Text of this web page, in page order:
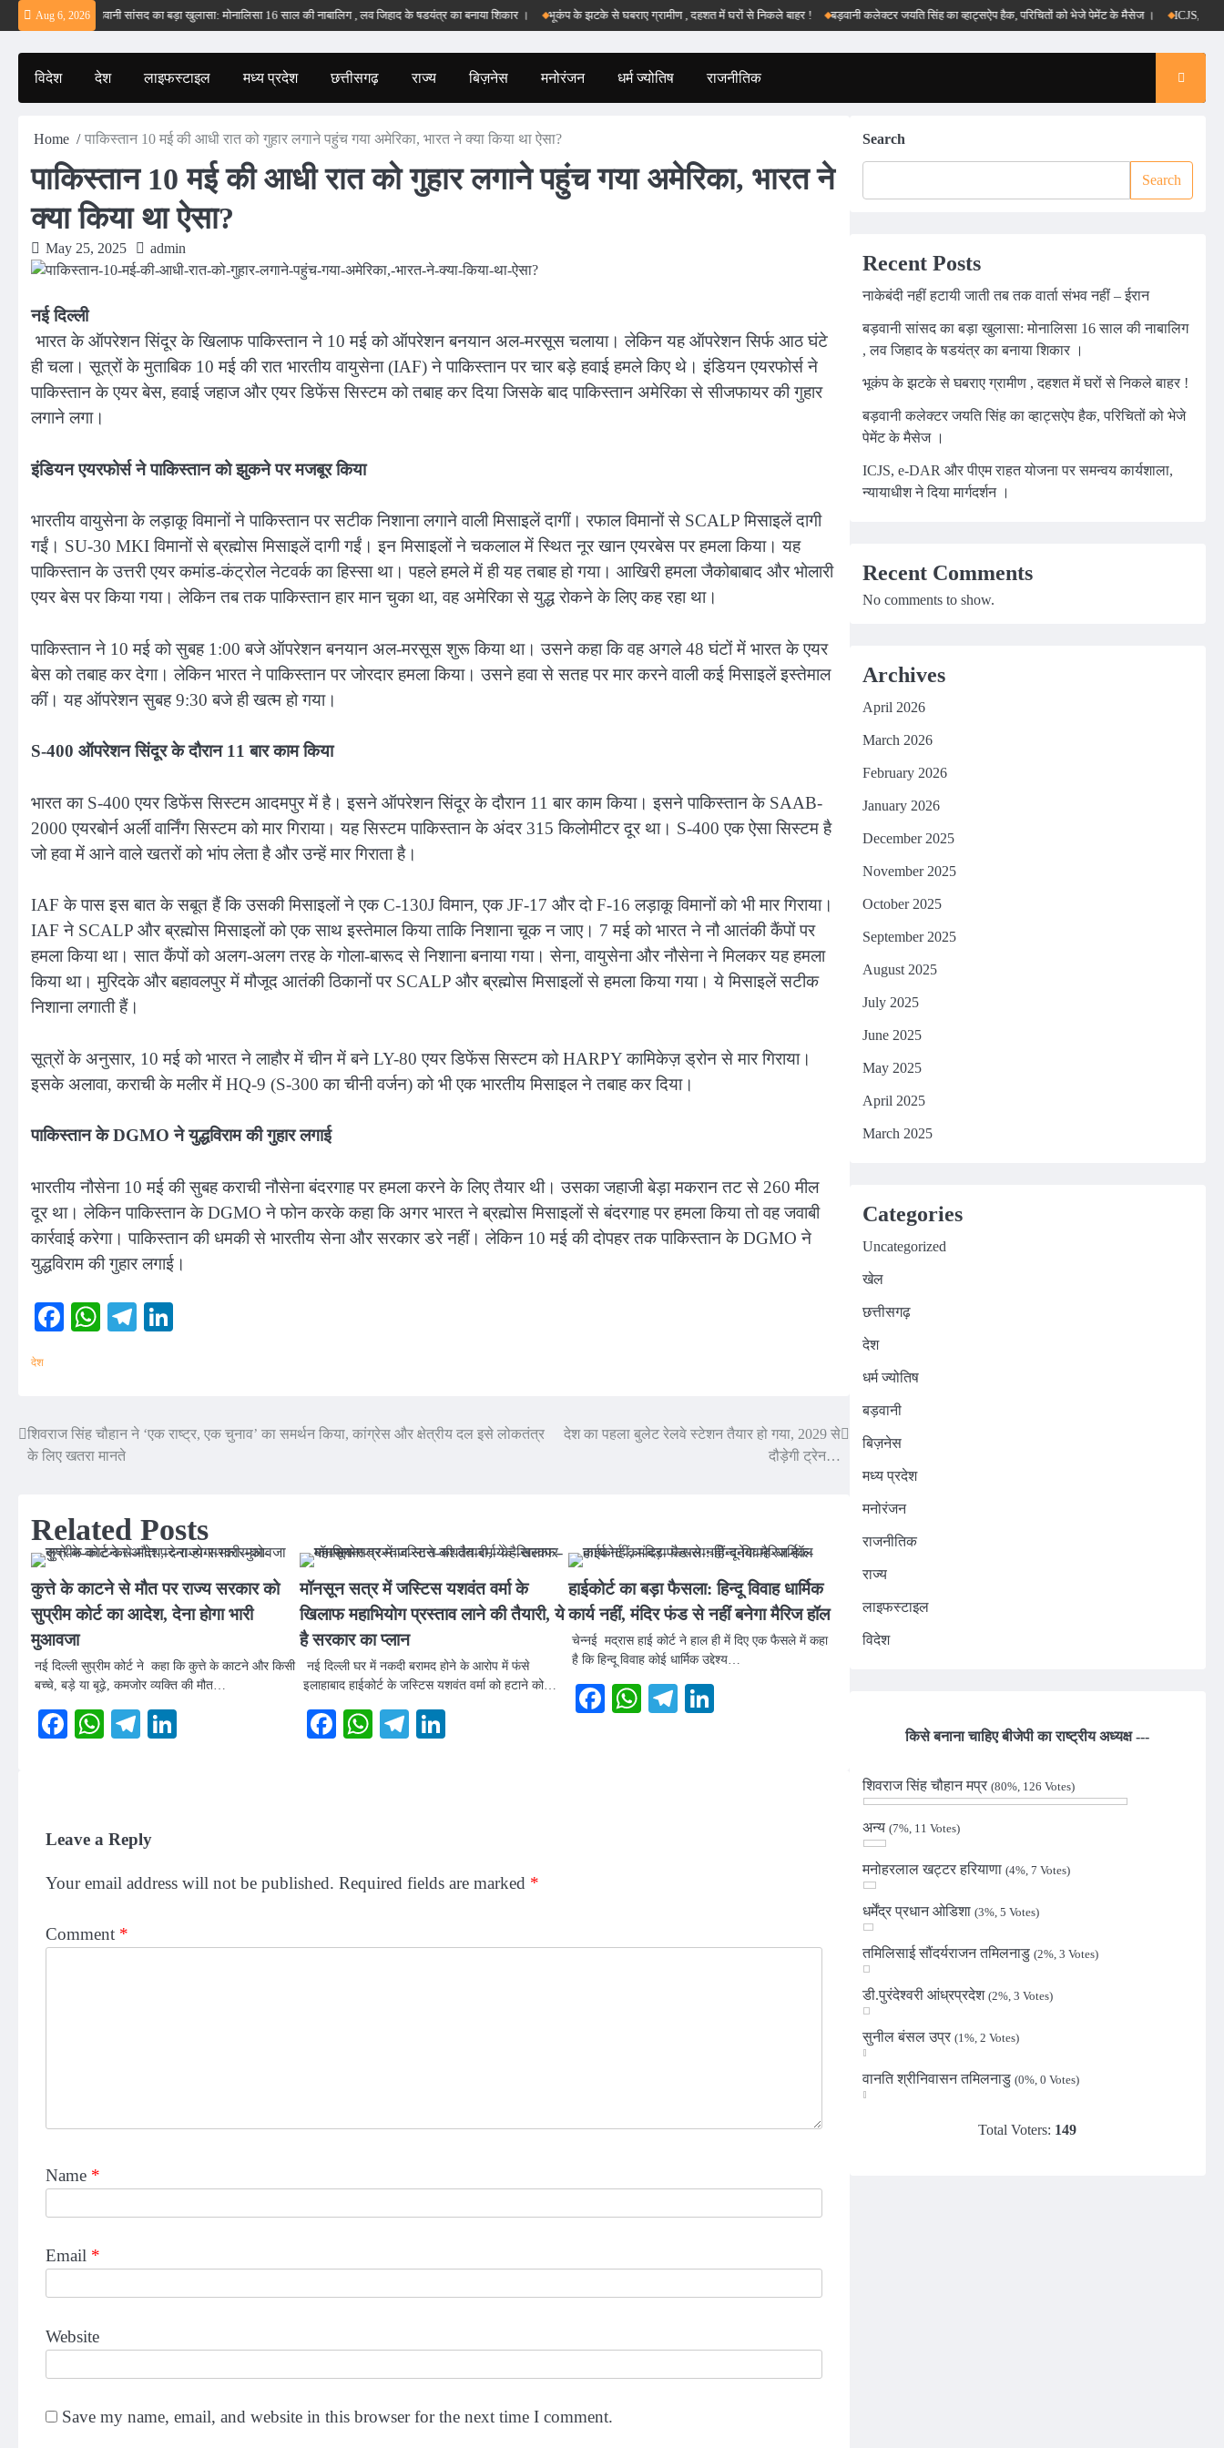
Skip
to
content
Aug 6, 2026
– ईरान बड़वानी सांसद का बड़ा खुलासा: मोनालिसा 16 साल की नाबालिग , लव जिहाद के षडयंत्र का बनाया शिकार । भूकंप के झटके से घबराए ग्रामीण , दहशत में घरों से निकले बाहर ! बड़वानी कलेक्टर जयति सिंह का व्हाट्सऐप हैक, परिचितों को भेजे पेमेंट के मैसेज । ICJS, e-DAR और
विदेश देश लाइफस्टाइल मध्य प्रदेश छत्तीसगढ़ राज्य बिज़नेस मनोरंजन धर्म ज्योतिष राजनीतिक
Home पाकिस्तान 10 मई की आधी रात को गुहार लगाने पहुंच गया अमेरिका, भारत ने क्या किया था ऐसा?
पाकिस्तान 10 मई की आधी रात को गुहार लगाने पहुंच गया अमेरिका, भारत ने
क्या किया था ऐसा?
May 25, 2025 admin
नई दिल्ली
भारत के ऑपरेशन सिंदूर के खिलाफ पाकिस्तान ने 10 मई को ऑपरेशन बनयान अल-मरसूस चलाया। लेकिन यह ऑपरेशन सिर्फ आठ घंटे
ही चला। सूत्रों के मुताबिक 10 मई की रात भारतीय वायुसेना (IAF) ने पाकिस्तान पर चार बड़े हवाई हमले किए थे। इंडियन एयरफोर्स ने
पाकिस्तान के एयर बेस, हवाई जहाज और एयर डिफेंस सिस्टम को तबाह कर दिया जिसके बाद पाकिस्तान अमेरिका से सीजफायर की गुहार
लगाने लगा।
इंडियन एयरफोर्स ने पाकिस्तान को झुकने पर मजबूर किया
भारतीय वायुसेना के लड़ाकू विमानों ने पाकिस्तान पर सटीक निशाना लगाने वाली मिसाइलें दागीं। रफाल विमानों से SCALP मिसाइलें दागी
गईं। SU-30 MKI विमानों से ब्रह्मोस मिसाइलें दागी गईं। इन मिसाइलों ने चकलाल में स्थित नूर खान एयरबेस पर हमला किया। यह
पाकिस्तान के उत्तरी एयर कमांड-कंट्रोल नेटवर्क का हिस्सा था। पहले हमले में ही यह तबाह हो गया। आखिरी हमला जैकोबाबाद और भोलारी
एयर बेस पर किया गया। लेकिन तब तक पाकिस्तान हार मान चुका था, वह अमेरिका से युद्ध रोकने के लिए कह रहा था।
पाकिस्तान ने 10 मई को सुबह 1:00 बजे ऑपरेशन बनयान अल-मरसूस शुरू किया था। उसने कहा कि वह अगले 48 घंटों में भारत के एयर
बेस को तबाह कर देगा। लेकिन भारत ने पाकिस्तान पर जोरदार हमला किया। उसने हवा से सतह पर मार करने वाली कई मिसाइलें इस्तेमाल
कीं। यह ऑपरेशन सुबह 9:30 बजे ही खत्म हो गया।
S-400 ऑपरेशन सिंदूर के दौरान 11 बार काम किया
भारत का S-400 एयर डिफेंस सिस्टम आदमपुर में है। इसने ऑपरेशन सिंदूर के दौरान 11 बार काम किया। इसने पाकिस्तान के SAAB-
2000 एयरबोर्न अर्ली वार्निंग सिस्टम को मार गिराया। यह सिस्टम पाकिस्तान के अंदर 315 किलोमीटर दूर था। S-400 एक ऐसा सिस्टम है
जो हवा में आने वाले खतरों को भांप लेता है और उन्हें मार गिराता है।
IAF के पास इस बात के सबूत हैं कि उसकी मिसाइलों ने एक C-130J विमान, एक JF-17 और दो F-16 लड़ाकू विमानों को भी मार गिराया।
IAF ने SCALP और ब्रह्मोस मिसाइलों को एक साथ इस्तेमाल किया ताकि निशाना चूक न जाए। 7 मई को भारत ने नौ आतंकी कैंपों पर
हमला किया था। सात कैंपों को अलग-अलग तरह के गोला-बारूद से निशाना बनाया गया। सेना, वायुसेना और नौसेना ने मिलकर यह हमला
किया था। मुरिदके और बहावलपुर में मौजूद आतंकी ठिकानों पर SCALP और ब्रह्मोस मिसाइलों से हमला किया गया। ये मिसाइलें सटीक
निशाना लगाती हैं।
सूत्रों के अनुसार, 10 मई को भारत ने लाहौर में चीन में बने LY-80 एयर डिफेंस सिस्टम को HARPY कामिकेज़ ड्रोन से मार गिराया।
इसके अलावा, कराची के मलीर में HQ-9 (S-300 का चीनी वर्जन) को भी एक भारतीय मिसाइल ने तबाह कर दिया।
पाकिस्तान के DGMO ने युद्धविराम की गुहार लगाई
भारतीय नौसेना 10 मई की सुबह कराची नौसेना बंदरगाह पर हमला करने के लिए तैयार थी। उसका जहाजी बेड़ा मकरान तट से 260 मील
दूर था। लेकिन पाकिस्तान के DGMO ने फोन करके कहा कि अगर भारत ने ब्रह्मोस मिसाइलों से बंदरगाह पर हमला किया तो वह जवाबी
कार्रवाई करेगा। पाकिस्तान की धमकी से भारतीय सेना और सरकार डरे नहीं। लेकिन 10 मई की दोपहर तक पाकिस्तान के DGMO ने
युद्धविराम की गुहार लगाई।
Facebook
WhatsApp
Telegram
देश
Post
शिवराज सिंह चौहान ने ‘एक राष्ट्र, एक चुनाव’ का समर्थन किया, कांग्रेस और क्षेत्रीय दल इसे लोकतंत्र
के लिए खतरा मानते
देश का पहला बुलेट रेलवे स्टेशन तैयार हो गया, 2029 से
दौड़ेगी ट्रेन…
Related Posts
कुत्ते के काटने से मौत पर राज्य सरकार को
सुप्रीम कोर्ट का आदेश, देना होगा भारी
मुआवजा
नई दिल्ली सुप्रीम कोर्ट ने कहा कि कुत्ते के काटने और किसी
बच्चे, बड़े या बूढ़े, कमजोर व्यक्ति की मौत…
Facebook
WhatsApp
Telegram
मॉनसून सत्र में जस्टिस यशवंत वर्मा के
खिलाफ महाभियोग प्रस्ताव लाने की तैयारी, ये
है सरकार का प्लान
नई दिल्ली घर में नकदी बरामद होने के आरोप में फंसे
इलाहाबाद हाईकोर्ट के जस्टिस यशवंत वर्मा को हटाने को…
Facebook
WhatsApp
Telegram
हाईकोर्ट का बड़ा फैसला: हिन्दू विवाह धार्मिक
कार्य नहीं, मंदिर फंड से नहीं बनेगा मैरिज हॉल
चेन्नई मद्रास हाई कोर्ट ने हाल ही में दिए एक फैसले में कहा
है कि हिन्दू विवाह कोई धार्मिक उद्देश्य…
Facebook
WhatsApp
Telegram
Leave a Reply
Your email address will not be published. Required fields are marked *
Comment *
Name *
Email *
Website
Save my name, email, and website in this browser for the next time I comment.
Search
Search
Recent Posts
नाकेबंदी नहीं हटायी जाती तब तक वार्ता संभव नहीं – ईरान
बड़वानी सांसद का बड़ा खुलासा: मोनालिसा 16 साल की नाबालिग
, लव जिहाद के षडयंत्र का बनाया शिकार ।
भूकंप के झटके से घबराए ग्रामीण , दहशत में घरों से निकले बाहर !
बड़वानी कलेक्टर जयति सिंह का व्हाट्सऐप हैक, परिचितों को भेजे
पेमेंट के मैसेज ।
ICJS, e-DAR और पीएम राहत योजना पर समन्वय कार्यशाला,
न्यायाधीश ने दिया मार्गदर्शन ।
Recent Comments
No comments to show.
Archives
April 2026
March 2026
February 2026
January 2026
December 2025
November 2025
October 2025
September 2025
August 2025
July 2025
June 2025
May 2025
April 2025
March 2025
Categories
Uncategorized
खेल
छत्तीसगढ़
देश
धर्म ज्योतिष
बड़वानी
बिज़नेस
मध्य प्रदेश
मनोरंजन
राजनीतिक
राज्य
लाइफस्टाइल
विदेश
किसे बनाना चाहिए बीजेपी का राष्ट्रीय अध्यक्ष ---
शिवराज सिंह चौहान मप्र (80%, 126 Votes)
अन्य (7%, 11 Votes)
मनोहरलाल खट्टर हरियाणा (4%, 7 Votes)
धर्मेंद्र प्रधान ओडिशा (3%, 5 Votes)
तमिलिसाई सौंदर्यराजन तमिलनाडु (2%, 3 Votes)
डी.पुरंदेश्वरी आंध्रप्रदेश (2%, 3 Votes)
सुनील बंसल उप्र (1%, 2 Votes)
वानति श्रीनिवासन तमिलनाडु (0%, 0 Votes)
Total Voters: 149